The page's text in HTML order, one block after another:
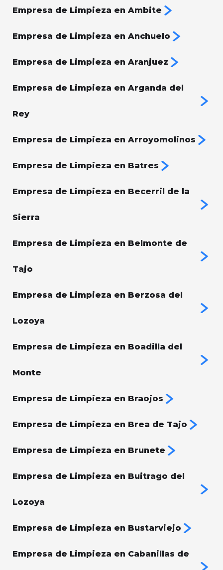
Empresa de Limpieza en Ambite
Empresa de Limpieza en Anchuelo
Empresa de Limpieza en Aranjuez
Empresa de Limpieza en Arganda del
Rey
Empresa de Limpieza en Arroyomolinos
Empresa de Limpieza en Batres
Empresa de Limpieza en Becerril de la
Sierra
Empresa de Limpieza en Belmonte de
Tajo
Empresa de Limpieza en Berzosa del
Lozoya
Empresa de Limpieza en Boadilla del
Monte
Empresa de Limpieza en Braojos
Empresa de Limpieza en Brea de Tajo
Empresa de Limpieza en Brunete
Empresa de Limpieza en Buitrago del
Lozoya
Empresa de Limpieza en Bustarviejo
Empresa de Limpieza en Cabanillas de